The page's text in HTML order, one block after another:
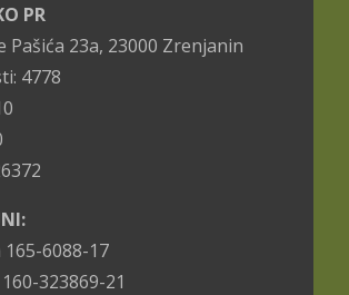
PR
Pašića 23a, 23000 Zrenjanin
4778
6088-17
323869-21